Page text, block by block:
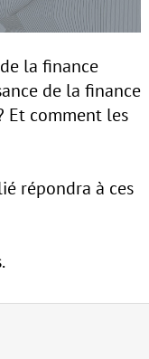
la finance
de la finance
Et comment les
répondra à ces